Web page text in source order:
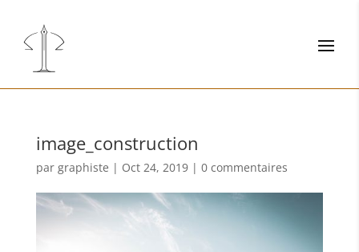
image_construction
par graphiste | Oct 24, 2019| 0 commentaires